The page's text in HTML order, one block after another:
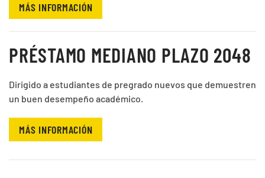
MÁS INFORMACIÓN
PRÉSTAMO MEDIANO PLAZO 2048
Dirigido a estudiantes de pregrado nuevos que demuestren
un buen desempeño académico.
MÁS INFORMACIÓN